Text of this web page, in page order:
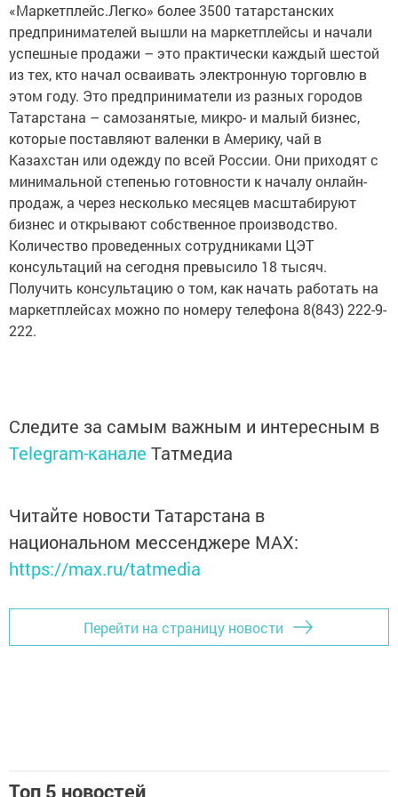
«Маркетплейс.Легко» более 3500 татарстанских
предпринимателей вышли на маркетплейсы и начали
успешные продажи – это практически каждый шестой
из тех, кто начал осваивать электронную торговлю в
этом году. Это предприниматели из разных городов
Татарстана – самозанятые, микро- и малый бизнес,
которые поставляют валенки в Америку, чай в
Казахстан или одежду по всей России. Они приходят с
минимальной степенью готовности к началу онлайн-
продаж, а через несколько месяцев масштабируют
бизнес и открывают собственное производство.
Количество проведенных сотрудниками ЦЭТ
консультаций на сегодня превысило 18 тысяч.
Получить консультацию о том, как начать работать на
маркетплейсах можно по номеру телефона 8(843) 222-9-
222.
Следите за самым важным и интересным в
Telegram-канале Татмедиа
Читайте новости Татарстана в
национальном мессенджере MАХ:
https://max.ru/tatmedia
Перейти на страницу новости
Топ 5 новостей